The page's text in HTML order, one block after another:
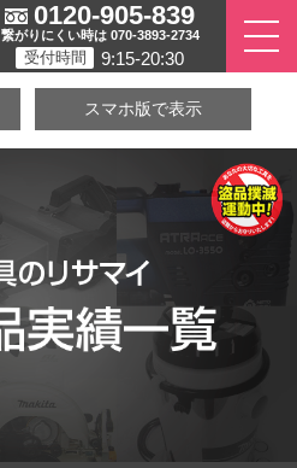
0120-905-839
繋がりにくい時は 070-3893-2734
受付時間 9:15-20:30
スマホ版で表示